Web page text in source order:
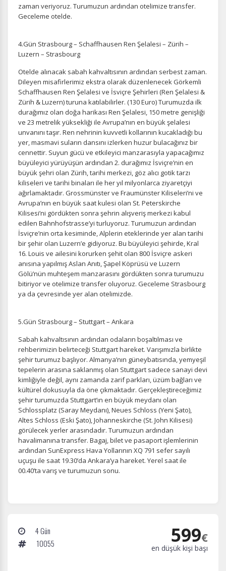
Ziyaretçilerin siteyi nasıl kullandığını anonim olarak
ölçeriz. Hangi sayfaların popüler olduğunu ve
kullanıcıların nerede zorluk yaşadığını anlamamıza
yardımcı olur.
Pazarlama Çerezleri
Size ve ilgi alanlarınıza uygun reklamlar göstermek için
kullanılır. Kapatırsanız reklamları görmeye devam
edersiniz, ancak daha az alakalı olabilirler.
Tercihleri Kaydet
zaman veriyoruz. Turumuzun ardından otelimize transfer.
Geceleme otelde.
4.Gün Strasbourg – Schaffhausen Ren Şelalesi – Zürih –
Luzern – Strasbourg
Otelde alınacak sabah kahvaltısının ardından serbest zaman.
Dileyen misafirlerimiz ekstra olarak düzenlenecek Görkemli
Schaffhausen Ren Şelalesi ve İsviçre Şehirleri (Ren Şelalesi &
Zürih & Luzern) turuna katılabilirler. (130 Euro) Turumuzda ilk
durağımız olan doğa harikası Ren Şelalesi, 150 metre genişliği
ve 23 metrelik yüksekliği ile Avrupa’nın en büyük şelalesi
unvanını taşır. Ren nehrinin kuvvetli kollarının kucakladığı bu
yer, masmavi suların dansını izlerken huzur bulacağınız bir
cennettir. Suyun gücü ve etkileyici manzarasıyla yapacağımız
büyüleyici yürüyüşün ardından 2. durağımız İsviçre’nin en
büyük şehri olan Zürih, tarihi merkezi, göz alıcı gotik tarzı
kiliseleri ve tarihi binaları ile her yıl milyonlarca ziyaretçiyi
ağırlamaktadır. Grossmünster ve Fraumünster Kiliseleri’ni ve
Avrupa’nın en büyük saat kulesi olan St. Peterskirche
Kilisesi’ni gördükten sonra şehrin alışveriş merkezi kabul
edilen Bahnhofstrasse’yi turluyoruz. Turumuzun ardından
İsviçre’nin orta kesiminde, Alplerin eteklerinde yer alan tarihi
bir şehir olan Luzern’e gidiyoruz. Bu büyüleyici şehirde, Kral
16. Louis ve ailesini korurken şehit olan 800 İsviçre askeri
anısına yapılmış Aslan Anıtı, Şapel Köprüsü ve Luzern
Gölü’nün muhteşem manzarasını gördükten sonra turumuzu
bitiriyor ve otelimize transfer oluyoruz. Geceleme Strasbourg
ya da çevresinde yer alan otelimizde.
5.Gün Strasbourg – Stuttgart – Ankara
Sabah kahvaltısının ardından odaların boşaltılması ve
rehberimizin belirteceği Stuttgart hareket. Varışımızla birlikte
şehir turumuz başlıyor. Almanya’nın güneybatısında, yemyeşil
tepelerin arasına saklanmış olan Stuttgart sadece sanayi devi
kimliğiyle değil, aynı zamanda zarif parkları, üzüm bağları ve
kültürel dokusuyla da öne çıkmaktadır. Gerçekleştireceğimiz
şehir turumuzda Stuttgart’ın en büyük meydanı olan
Schlossplatz (Saray Meydanı), Neues Schloss (Yeni Şato),
Altes Schloss (Eski Şato), Johanneskirche (St. John Kilisesi)
görülecek yerler arasındadır. Turumuzun ardından
havalimanına transfer. Bagaj, bilet ve pasaport işlemlerinin
ardından SunExpress Hava Yollarının XQ 791 sefer sayılı
uçuşu ile saat 19.30’da Ankara’ya hareket. Yerel saat ile
00.40’ta varış ve turumuzun sonu.
4 Gün
10055
599€
en düşük kişi başı